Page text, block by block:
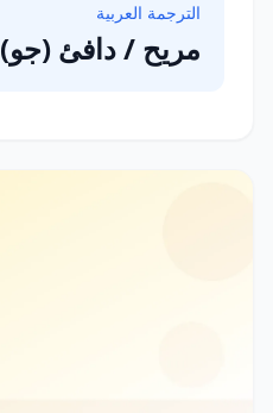
الترجمة العربية
مريح / دافئ (جو)